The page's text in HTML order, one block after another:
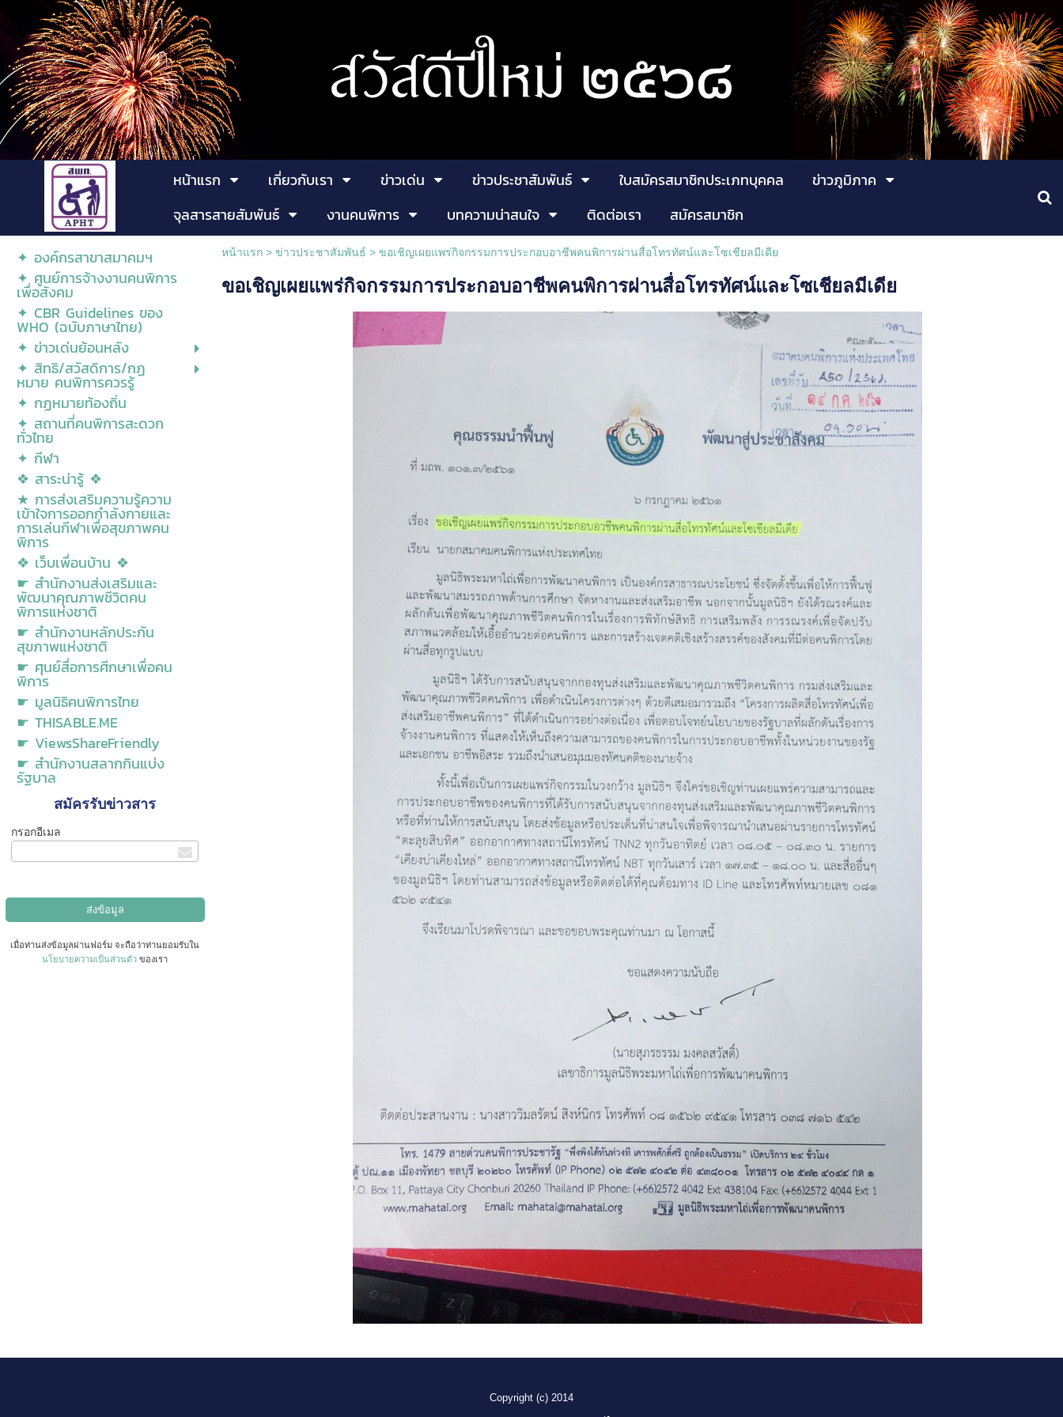
หน้าแรก เกี่ยวกับเรา ข่าวเด่น ข่าวประชาสัมพันธ์ ใบสมัครสมาชิกประเภทบุคคล
ข่าวภูมิภาค
จุลสารสายสัมพันธ์
งานคนพิการ บทความน่าสนใจ ติดต่อเรา
สมัครสมาชิก
✦ องค์กรสาขาสมาคมฯ
✦ ศูนย์การจ้างงานคนพิการ
เพื่อสังคม
✦ CBR Guidelines ของ
WHO (ฉบับภาษาไทย)
✦ ข่าวเด่นย้อนหลัง
✦ สิทธิ/สวัสดิการ/กฏ
หมาย คนพิการควรรู้
✦ กฏหมายท้องถิ่น
✦ สถานที่คนพิการสะดวก
ทั่วไทย
✦ กีฬา
❖ สาระน่ารู้ ❖
★ การส่งเสริมความรู้ความ
เข้าใจการออกกำลังกายและ
การเล่นกีฬาเพื่อสุขภาพคน
พิการ
❖ เว็บเพื่อนบ้าน ❖
☛ สำนักงานส่งเสริมและ
พัฒนาคุณภาพชีวิตคน
พิการแห่งชาติ
☛ สำนักงานหลักประกัน
สุขภาพแห่งชาติ
☛ ศุนย์สื่อการศีกษาเพื่อคน
พิการ
☛ มูลนิธิคนพิการไทย
☛ THISABLE.ME
☛ ViewsShareFriendly
☛ สำนักงานสลากกินแบ่ง
รัฐบาล
สมัครรับข่าวสาร
กรอกอีเมล
เมื่อท่านส่งข้อมูลผ่านฟอร์ม จะถือว่าท่านยอมรับใน
นโยบายความเป็นส่วนตัว ของเรา
หน้าแรก> ข่าวประชาสัมพันธ์ > ขอเชิญเผยแพร่กิจกรรมการประกอบอาชีพคนพิการผ่านสื่อโทรทัศน์และโซเชียลมีเดีย
ขอเชิญเผยแพร่กิจกรรมการประกอบอาชีพคนพิการผ่านสื่อโทรทัศน์และโซเชียลมีเดีย
Copyright (c) 2014